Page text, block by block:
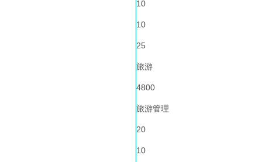
10
10
25
旅游
4800
旅游管理
20
10